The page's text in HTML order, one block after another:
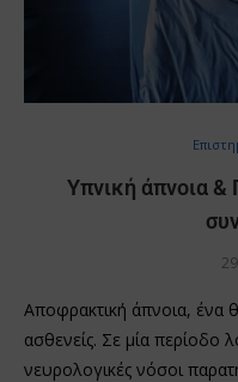
Υπνική άπνοια
Αποφρακτική άπνοια, ένα
ασθενείς. Σε μία περίοδο
νευρολογικές νόσοι